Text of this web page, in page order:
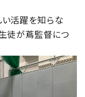
活躍を知らな
徒が蔦監督につ